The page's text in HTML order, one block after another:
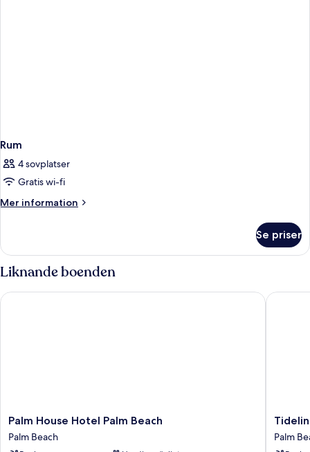
Rum
4 sovplatser
Gratis wi-fi
Mer information
Mer
Se priser
Liknande boenden
Palm
House
Hotel
Palm House Hotel Palm Beach
Palm Beach
Palm House Hotel Palm Beach
Tideline
Palm
Beach
Palm
Tideline